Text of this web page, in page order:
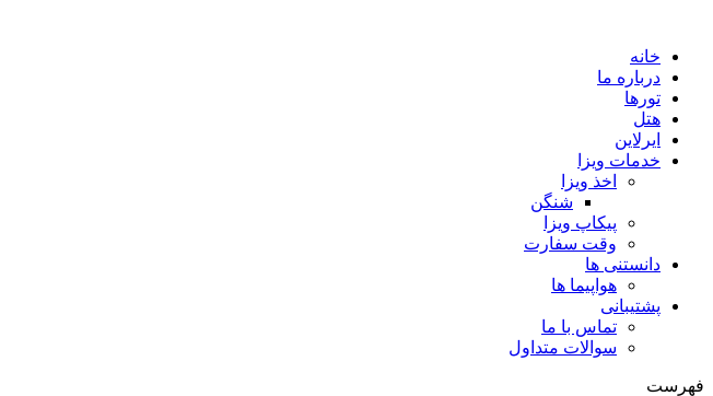
contentخانه
درباره ما
تورها
هتل
ایرلاین
خدمات ویزا
اخذ ویزا
شنگن
پیکاپ ویزا
وقت سفارت
دانستنی ها
هواپیما ها
پشتیبانی
تماس با ما
سوالات متداول
فهرست